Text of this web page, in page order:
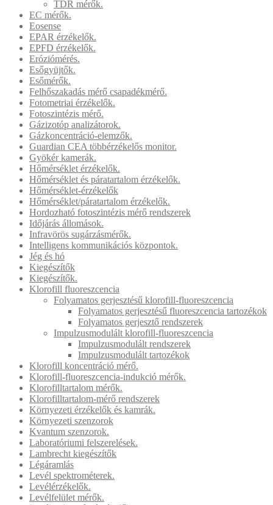
TDR mérők.
EC mérők.
Eosense
EPAR érzékelők.
EPFD érzékelők.
Eróziómérés.
Esőgyüjtők.
Esőmérők.
Felhőszakadás mérő csapadékmérő.
Fotometriai érzékelők.
Fotoszintézis mérő.
Gázizotóp analizátorok.
Gázkoncentráció-elemzők.
Guardian CEA többérzékelős monitor.
Gyökér kamerák.
Hőmérséklet érzékelők.
Hőmérséklet és páratartalom érzékelők.
Hőmérséklet-érzékelők
Hőmérséklet/páratartalom érzékelők.
Hordozható fotoszintézis mérő rendszerek
Időjárás állomások.
Infravörös sugárzásmérők.
Intelligens kommunikációs központok.
Jég és hó
Kiegészítők
Kiegészítők.
Klorofill fluoreszcencia
Folyamatos gerjesztésű klorofill-fluoreszcencia
Folyamatos gerjesztésű fluoreszcencia tartozékok
Folyamatos gerjesztő rendszerek
Impulzusmodulált klorofill-fluoreszcencia
Impulzusmodulált rendszerek
Impulzusmodulált tartozékok
Klorofill koncentráció mérő.
Klorofill-fluoreszcencia-indukció mérők.
Klorofilltartalom mérők.
Klorofilltartalom-mérő rendszerek
Környezeti érzékelők és kamrák.
Környezeti szenzorok
Kvantum szenzorok.
Laboratóriumi felszerelések.
Lambrecht kiegészítők
Légáramlás
Levél spektrométerek.
Levélérzékelők.
Levélfelület mérők.